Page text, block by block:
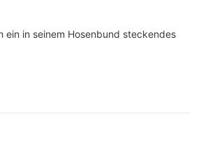
ein in seinem Hosenbund steckendes